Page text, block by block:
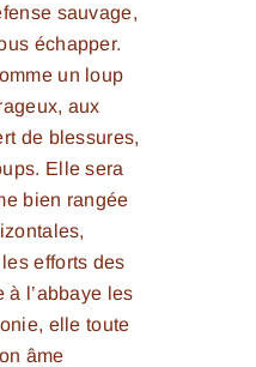
sauvage,
échapper.
un loup
aux
de blessures,
Elle sera
bien rangée
efforts des
à l’abbaye les
elle toute
âme